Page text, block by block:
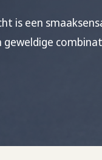
is een
geweldige